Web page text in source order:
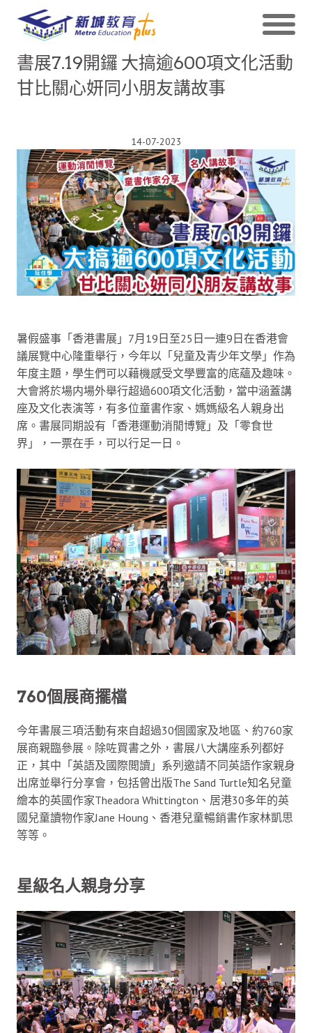
書展7.19開鑼 大搞逾600項文化活動
甘比關心妍同小朋友講故事
14-07-2023
暑假盛事「香港書展」7月19日至25日一連9日在香港會
議展覽中心隆重舉行，今年以「兒童及青少年文學」作為
年度主題，學生們可以藉機感受文學豐富的底蘊及趣味。
大會將於場内場外舉行超過600項文化活動，當中涵蓋講
座及文化表演等，有多位童書作家、媽媽級名人親身出
席。書展同期設有「香港運動消閒博覽」及「零食世
界」，一票在手，可以行足一日。
760個展商擺檔
今年書展三項活動有來自超過30個國家及地區、約760家
展商親臨參展。除咗買書之外，書展八大講座系列都好
正，其中「英語及國際閲讀」系列邀請不同英語作家親身
出席並舉行分享會，包括曾出版The Sand Turtle知名兒童
繪本的英國作家Theadora Whittington、居港30多年的英
國兒童讀物作家Jane Houng、香港兒童暢銷書作家林凱思
等等。
星級名人親身分享